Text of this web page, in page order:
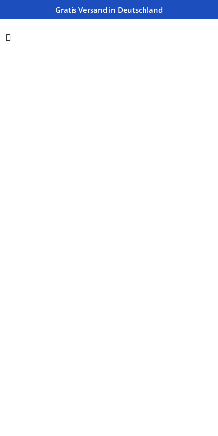
Gratis Versand in Deutschland